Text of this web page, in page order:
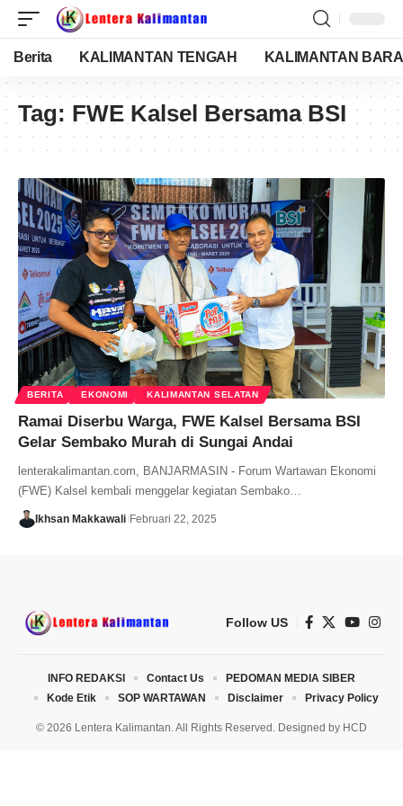
Berita KALIMANTAN TENGAH KALIMANTAN
Tag: FWE Kalsel Bersama BSI
BERITA EKONOMI KALIMANTAN SELATAN
Ramai Diserbu Warga, FWE Kalsel Bersama BSI
Gelar Sembako Murah di Sungai Andai
lenterakalimantan.com, BANJARMASIN - Forum Wartawan Ekonomi
(FWE) Kalsel kembali menggelar kegiatan Sembako…
Ikhsan Makkawali Februari 22, 2025
Follow US
© 2026 Lentera Kalimantan. All Rights Reserved. Designed by HCD
INFO REDAKSI Contact Us
PEDOMAN MEDIA SIBER
Kode Etik
SOP WARTAWAN Disclaimer Privacy Policy